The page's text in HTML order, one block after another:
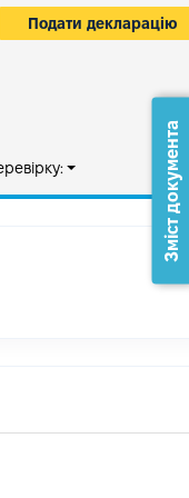
Подати декларацію
Зміст документа